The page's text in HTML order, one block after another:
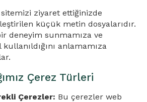
ziyaret ettiğinizde
küçük metin dosyalarıdır.
deneyim sunmamıza ve
anlamamıza
Çerez Türleri
Çerezler: Bu çerezler web